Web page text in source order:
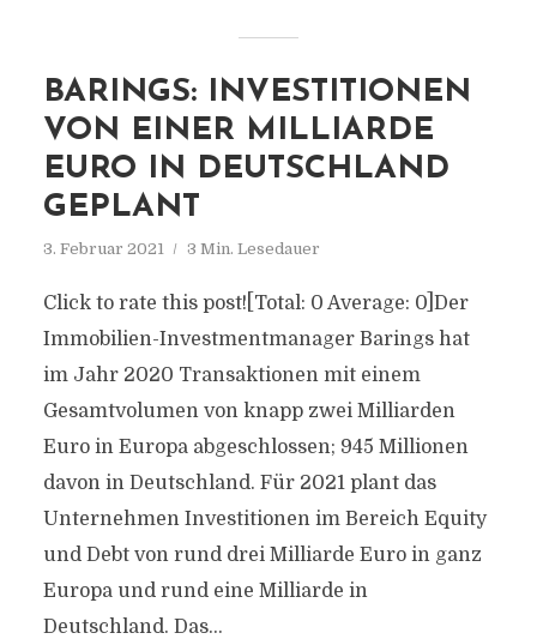
BARINGS: INVESTITIONEN
VON EINER MILLIARDE
EURO IN DEUTSCHLAND
GEPLANT
3. Februar 2021 3 Min. Lesedauer
Click to rate this post![Total: 0 Average: 0]Der
Immobilien-Investmentmanager Barings hat
im Jahr 2020 Transaktionen mit einem
Gesamtvolumen von knapp zwei Milliarden
Euro in Europa abgeschlossen; 945 Millionen
davon in Deutschland. Für 2021 plant das
Unternehmen Investitionen im Bereich Equity
und Debt von rund drei Milliarde Euro in ganz
Europa und rund eine Milliarde in
Deutschland. Das...